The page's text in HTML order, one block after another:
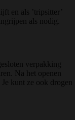
en als ’tripsitter’
als nodig.
verpakking
Na het openen
kunt ze ook drogen